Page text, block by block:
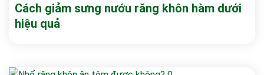
Cách giảm sưng nướu răng khôn hàm dưới
hiệu quả